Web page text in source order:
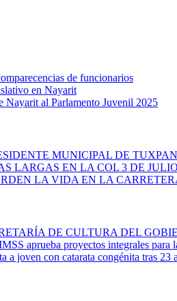
de funcionarios
en Nayarit
Nayarit al Parlamento Juvenil 2025
MUNICIPAL DE
LARGAS EN LA COL 3 DE
LA VIDA EN LA
DE CULTURA DEL
aprueba proyectos integrales
a joven con catarata congénita tras 23